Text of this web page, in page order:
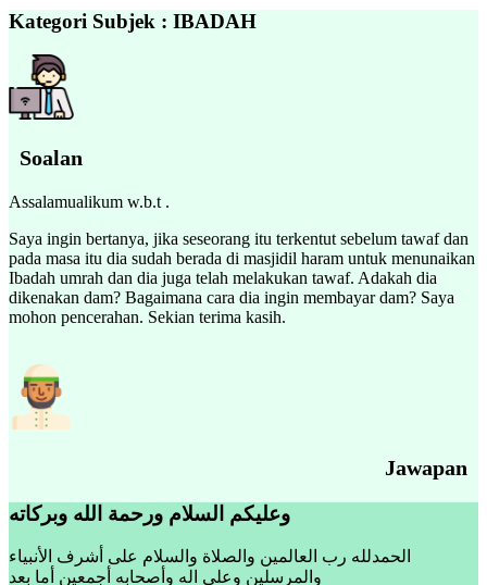
Kategori Subjek : IBADAH
Soalan
Assalamualikum w.b.t .
Saya ingin bertanya, jika seseorang itu terkentut sebelum tawaf dan
pada masa itu dia sudah berada di masjidil haram untuk menunaikan
Ibadah umrah dan dia juga telah melakukan tawaf. Adakah dia
dikenakan dam? Bagaimana cara dia ingin membayar dam? Saya
mohon pencerahan. Sekian terima kasih.
Jawapan
وعليكم السلام ورحمة الله وبركاته
الحمدلله رب العالمين والصلاة والسلام على أشرف الأنبياء
والمرسلين وعلى اله وأصحابه أجمعين أما بعد